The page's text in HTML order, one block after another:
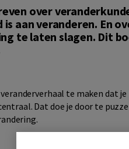
over
aan veranderen. En
te laten slagen. Dit
te maken dat
Dat doe je door te